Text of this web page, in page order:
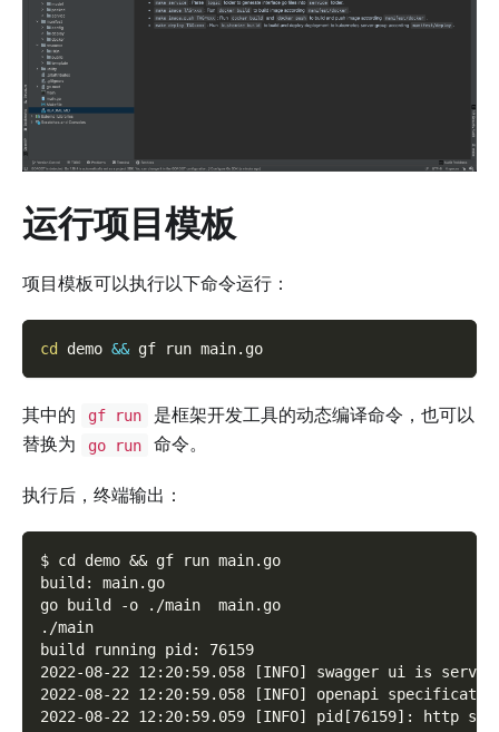
运行项目模板
项目模板可以执行以下命令运行：
cd demo && gf run main.go
其中的 gf run
是框架开发工具的动态编译命令，也可以
替换为
go run 命令。
执行后，终端输出：
$ cd demo && gf run main.go
build: main.go
go build -o ./main  main.go
./main
build running pid: 76159
2022-08-22 12:20:59.058 [INFO] swagger ui is
2022-08-22 12:20:59.058 [INFO] openapi
2022-08-22 12:20:59.059 [INFO] pid[76159]: http